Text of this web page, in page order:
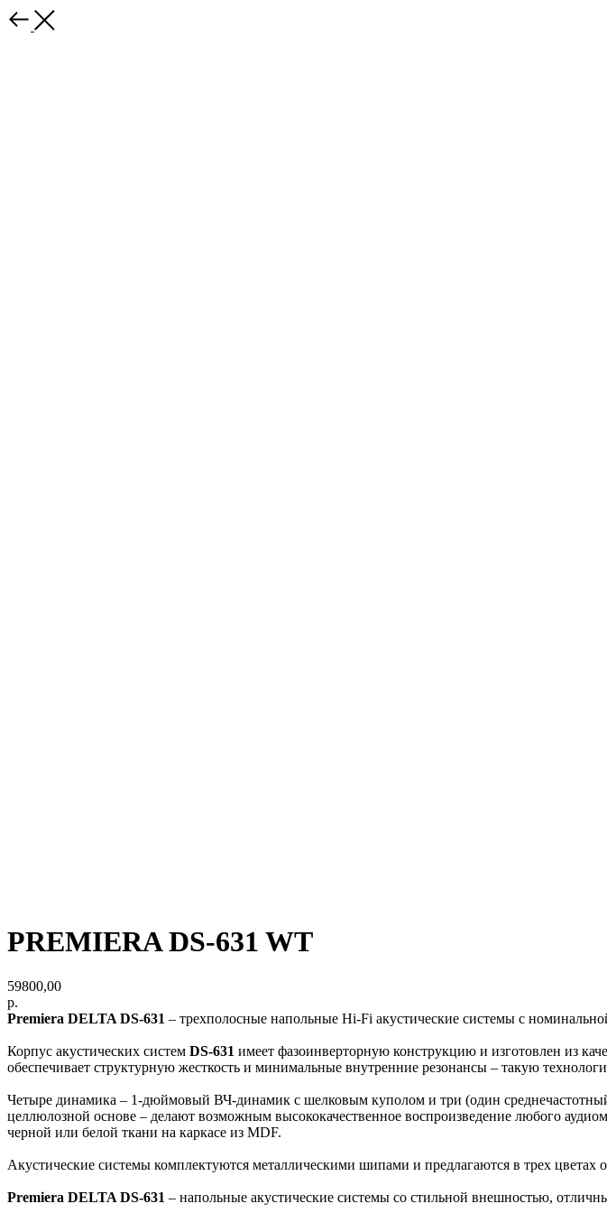
PREMIERA DS-631 WT
59800,00
р.
Premiera DELTA DS-631 – трехполосные напольные Hi-Fi акустические системы с
Корпус акустических систем DS-631 имеет фазоинверторную конструкцию и изготовлен из
обеспечивает структурную жесткость и минимальные внутренние резонансы – такую
Четыре динамика – 1-дюймовый ВЧ-динамик с шелковым куполом и три (один
целлюлозной основе – делают возможным высококачественное воспроизведение любого
черной или белой ткани на каркасе из MDF.
Акустические системы комплектуются металлическими шипами и предлагаются в трех цветах
Premiera DELTA DS-631 – напольные акустические системы со стильной внешностью,